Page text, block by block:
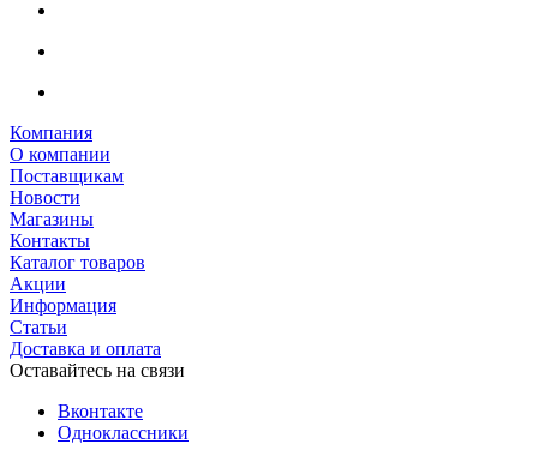
Компания
О компании
Поставщикам
Новости
Магазины
Контакты
Каталог товаров
Акции
Информация
Статьи
Доставка и оплата
Оставайтесь на связи
Вконтакте
Одноклассники